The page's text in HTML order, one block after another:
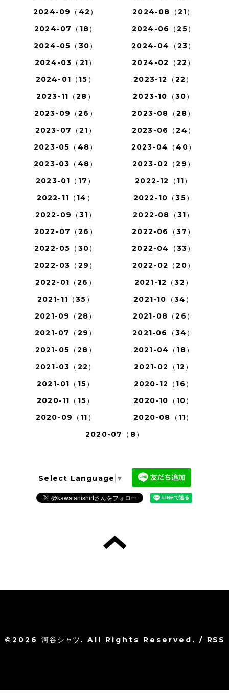
2024-09（42）
2024-08（21）
2024-07（18）
2024-06（25）
2024-05（30）
2024-04（23）
2024-03（21）
2024-02（22）
2024-01（15）
2023-12（22）
2023-11（28）
2023-10（30）
2023-09（26）
2023-08（28）
2023-07（21）
2023-06（24）
2023-05（48）
2023-04（40）
2023-03（48）
2023-02（29）
2023-01（17）
2022-12（11）
2022-11（14）
2022-10（35）
2022-09（31）
2022-08（31）
2022-07（26）
2022-06（37）
2022-05（30）
2022-04（33）
2022-03（29）
2022-02（20）
2022-01（26）
2021-12（32）
2021-11（35）
2021-10（34）
2021-09（28）
2021-08（26）
2021-07（29）
2021-06（34）
2021-05（28）
2021-04（18）
2021-03（22）
2021-02（12）
2021-01（15）
2020-12（16）
2020-11（15）
2020-10（10）
2020-09（11）
2020-08（11）
2020-07（8）
Select Language ▼
©2026河谷シャツ. All Rights Reserved. / RSS